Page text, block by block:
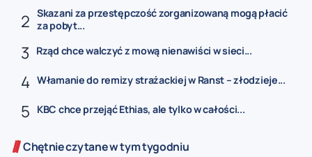
Skazani za przestępczość zorganizowaną mogą płacić
za pobyt...
Rząd chce walczyć z mową nienawiści w sieci...
Włamanie do remizy strażackiej w Ranst – złodzieje...
KBC chce przejąć Ethias, ale tylko w całości...
Chętnie czytane w tym tygodniu